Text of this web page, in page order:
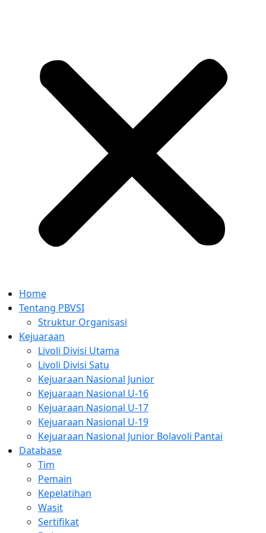
Home
Tentang PBVSI
Struktur Organisasi
Kejuaraan
Livoli Divisi Utama
Livoli Divisi Satu
Kejuaraan Nasional Junior
Kejuaraan Nasional U-16
Kejuaraan Nasional U-17
Kejuaraan Nasional U-19
Kejuaraan Nasional Junior Bolavoli Pantai
Database
Tim
Pemain
Kepelatihan
Wasit
Sertifikat